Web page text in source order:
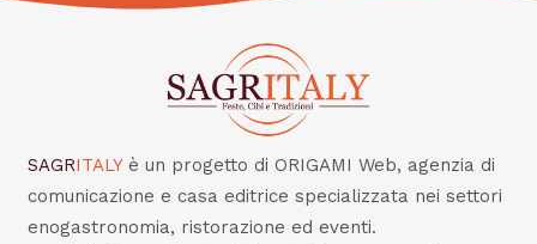
SAGRITALY è un progetto di ORIGAMI Web, agenzia di
comunicazione e casa editrice specializzata nei settori
enogastronomia, ristorazione ed eventi.